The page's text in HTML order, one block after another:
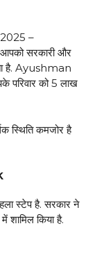
–
सरकारी और
है. Ayushman
परिवार को 5 लाख
स्थिति कमजोर है
स्टेप है. सरकार ने
शामिल किया है.